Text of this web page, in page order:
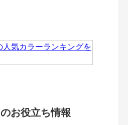
お役立ち情報